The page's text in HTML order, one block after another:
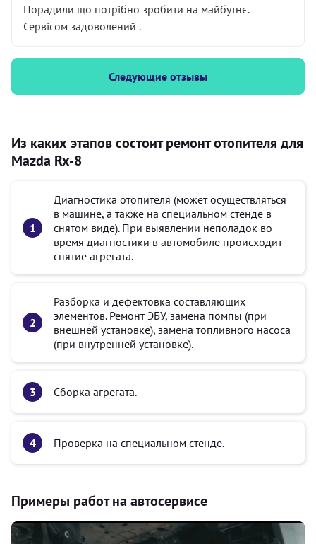
Порадили що потрібно зробити на майбутнє.
Сервісом задоволений .
Следующие отзывы
Из каких этапов состоит ремонт отопителя для
Mazda Rx-8
Диагностика отопителя (может осуществляться
в машине, а также на специальном стенде в
снятом виде). При выявлении неполадок во
время диагностики в автомобиле происходит
снятие агрегата.
Разборка и дефектовка составляющих
элементов. Ремонт ЭБУ, замена помпы (при
внешней установке), замена топливного насоса
(при внутренней установке).
Сборка агрегата.
Проверка на специальном стенде.
Примеры работ на автосервисе